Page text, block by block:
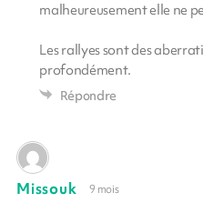
malheureusement elle ne
Les rallyes sont des
profondément.
Répondre
Missouk 9 mois